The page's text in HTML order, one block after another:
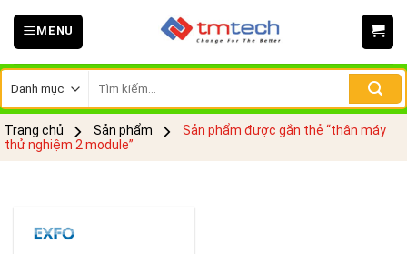
Skip
MENU
kiếm:
Trang chủ Sản phẩm
Sản phẩm được gắn thẻ “thân máy
thử nghiệm 2 module”